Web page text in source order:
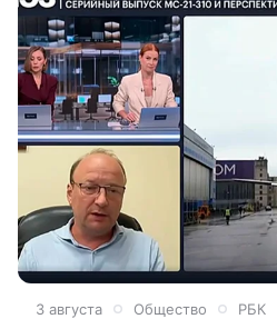
3 августа Общество РБК